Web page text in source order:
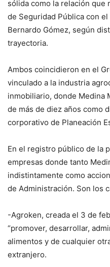
sólida como la relación que
de Seguridad Pública con
Bernardo Gómez, según
trayectoria.
Ambos coincidieron en el
vinculado a la industria
inmobiliario, donde Medina
de más de diez años como
corporativo de Planeación
En el registro público de la
empresas donde tanto
indistintamente como
de Administración. Son los
-Agroken, creada el 3 de
“promover, desarrollar,
alimentos y de cualquier
extranjero.